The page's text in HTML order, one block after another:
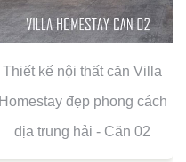
Thiết kế nội thất căn Villa
Homestay đẹp phong cách
địa trung hải - Căn 02